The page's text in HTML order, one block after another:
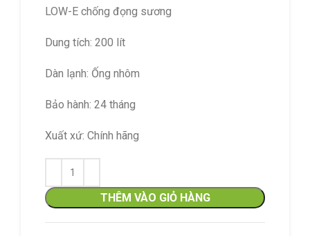
LOW-E chống đọng sương
Dung tích: 200 lít
Dàn lạnh: Ống nhôm
Bảo hành: 24 tháng
Xuất xứ: Chính hãng
THÊM VÀO GIỎ HÀNG